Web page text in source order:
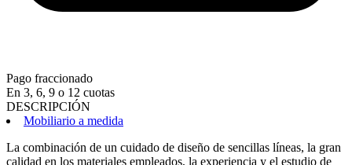
Pago fraccionado
En 3, 6, 9 o 12 cuotas
DESCRIPCIÓN
Mobiliario a medida
La combinación de un cuidado de diseño de sencillas líneas, la gran
calidad en los materiales empleados, la experiencia y el estudio de